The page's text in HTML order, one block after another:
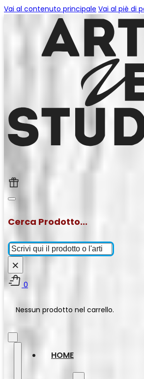
Vai al contenuto principale Vai al piè di
Cerca Prodotto...
Cerca
×
0
Nessun prodotto nel carrello.
HOME